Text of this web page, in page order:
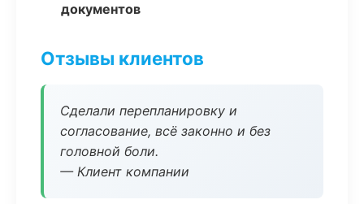
документов
Отзывы клиентов
Сделали перепланировку и
согласование, всё законно и без
головной боли.
— Клиент компании